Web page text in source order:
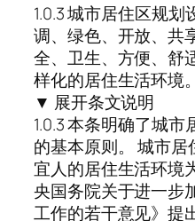
1.0.3 城市居住区规
调、绿色、开放、共
全、卫生、方便、舒
样化的居住生活环境。
▼ 展开条文说明
1.0.3 本条明确了城
的基本原则。 城市
宜人的居住生活环境
央国务院关于进一步
工作的若干意见》提